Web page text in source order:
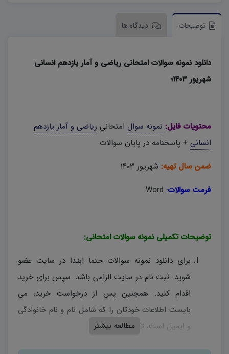
توضیحات دیدگاه ها
دانلود نمونه سوالات امتحانی ریاضی و آمار یازدهم انسانی
شهریور ۱۴۰۳؛
محتویات فایل: نمونه سوال امتحانی ریاضی و آمار یازدهم
انسانی + پاسخنامه در پایان سوالات
ضمن سال تهیه: شهریور ۱۴۰۳
فرمت سوالات:
توضیحات تکمیلی نمونه سوالات امتحانی:
برای دانلود نمونه سوالات حتما ابتدا در سایت عضو
شوید. ثبت نام در سایت الزامی باشد. سپس برای خرید
اقدام کنید. همچنین پس از درخواست خرید، می
بایست اطلاعات خودتان را که شامل نام و نام خانوادگی
و ایمیل است، تکمیل کنید.
مطالعه بیشتر